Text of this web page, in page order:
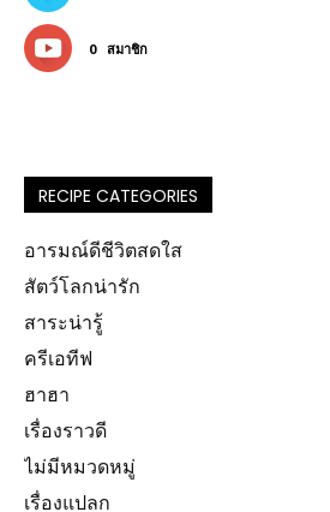
0 สมาชิก
RECIPE CATEGORIES
อารมณ์ดีชีวิตสดใส
สัตว์โลกน่ารัก
สาระน่ารู้
ครีเอทีฟ
ฮาฮา
เรื่องราวดี
ไม่มีหมวดหมู่
เรื่องแปลก